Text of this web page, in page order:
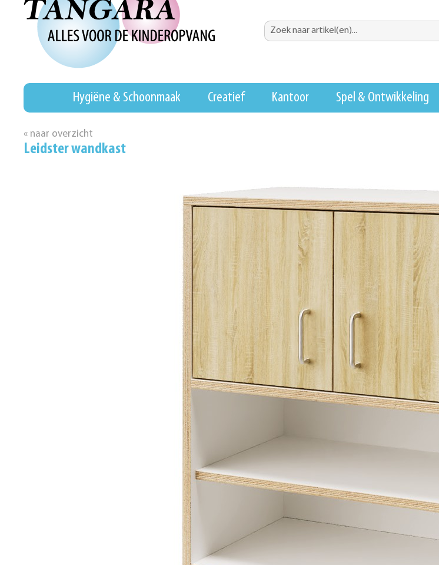
Hygiëne & Schoonmaak Creatief Kantoor Spel & Ontwikkeling
« naar overzicht
Leidster wandkast